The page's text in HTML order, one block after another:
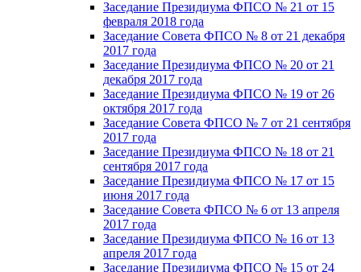
Заседание Президиума ФПСО № 21 от 15
февраля 2018 года
Заседание Совета ФПСО № 8 от 21 декабря
2017 года
Заседание Президиума ФПСО № 20 от 21
декабря 2017 года
Заседание Президиума ФПСО № 19 от 26
октября 2017 года
Заседание Совета ФПСО № 7 от 21 сентября
2017 года
Заседание Президиума ФПСО № 18 от 21
сентября 2017 года
Заседание Президиума ФПСО № 17 от 15
июня 2017 года
Заседание Совета ФПСО № 6 от 13 апреля
2017 года
Заседание Президиума ФПСО № 16 от 13
апреля 2017 года
Заседание Президиума ФПСО № 15 от 24